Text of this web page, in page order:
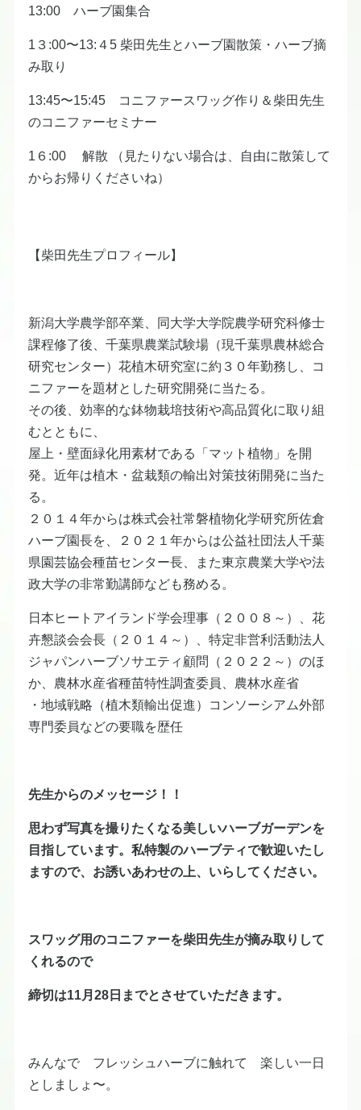
13:00 ハーブ園集合
1３:00〜13:４5 柴田先生とハーブ園散策・ハーブ摘
み取り
13:45〜15:45 コニファースワッグ作り＆柴田先生
のコニファーセミナー
1６:00 解散 （見たりない場合は、自由に散策して
からお帰りくださいね）
【柴田先生プロフィール】
新潟大学農学部卒業、同大学大学院農学研究科修士
課程修了後、千葉県農業試験場（現千葉県農林総合
研究センター）花植木研究室に約３０年勤務し、コ
ニファーを題材とした研究開発に当たる。
その後、効率的な鉢物栽培技術や高品質化に取り組
むとともに、
屋上・壁面緑化用素材である「マット植物」を開
発。近年は植木・盆栽類の輸出対策技術開発に当た
る。
２０１４年からは株式会社常磐植物化学研究所佐倉
ハーブ園長を、２０２１年からは公益社団法人千葉
県園芸協会種苗センター長、また東京農業大学や法
政大学の非常勤講師なども務める。
日本ヒートアイランド学会理事（２００８～）、花
卉懇談会会長（２０１４～）、特定非営利活動法人
ジャパンハーブソサエティ顧問（２０２２～）のほ
か、農林水産省種苗特性調査委員、農林水産省
・地域戦略（植木類輸出促進）コンソーシアム外部
専門委員などの要職を歴任
先生からのメッセージ！！
思わず写真を撮りたくなる美しいハーブガーデンを
目指しています。私特製のハーブティで歓迎いたし
ますので、お誘いあわせの上、いらしてください。
スワッグ用のコニファーを柴田先生が摘み取りして
くれるので
締切は11月28日までとさせていただきます。
みんなで フレッシュハーブに触れて 楽しい一日
としましょ〜。